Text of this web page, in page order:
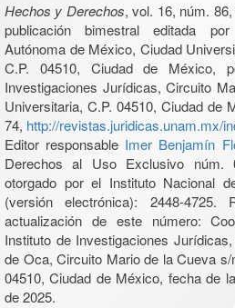
Hechos y Derechos, vol. 16, núm.
publicación bimestral editada
Autónoma de México, Ciudad
C.P. 04510, Ciudad de México,
Investigaciones Jurídicas, Circuito
Universitaria, C.P. 04510, Ciudad de
74, http://revistas.juridicas.unam.mx/
Editor responsable Imer Benjamín
Derechos al Uso Exclusivo núm.
otorgado por el Instituto Nacional
(versión electrónica): 2448-
actualización de este número:
Instituto de Investigaciones
de Oca, Circuito Mario de la Cueva
04510, Ciudad de México, fecha de
de 2025.